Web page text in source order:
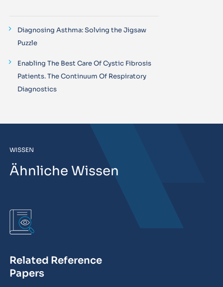
Diagnosing Asthma: Solving the Jigsaw
Puzzle
Enabling The Best Care Of Cystic Fibrosis
Patients. The Continuum Of Respiratory
Diagnostics
WISSEN
Ähnliche Wissen
Related Reference
Papers